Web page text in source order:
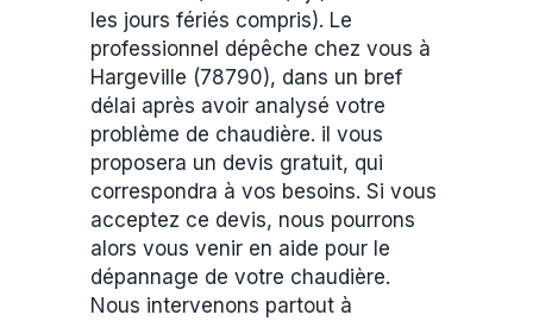
les jours fériés compris). Le
professionnel dépêche chez vous à
Hargeville (78790), dans un bref
délai après avoir analysé votre
problème de chaudière. il vous
proposera un devis gratuit, qui
correspondra à vos besoins. Si vous
acceptez ce devis, nous pourrons
alors vous venir en aide pour le
dépannage de votre chaudière.
Nous intervenons partout à